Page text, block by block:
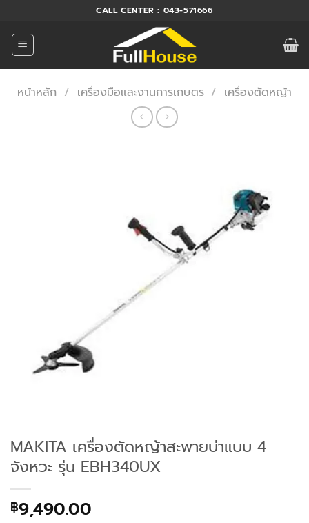
ยัง
เนื้อหา
CALL CENTER : 043-571666
หน้าหลัก / เครื่องมือและงานการเกษตร / เครื่องตัดหญ้า
MAKITA เครื่องตัดหญ้าสะพายบ่าแบบ 4
จังหวะ รุ่น EBH340UX
฿9,490.00